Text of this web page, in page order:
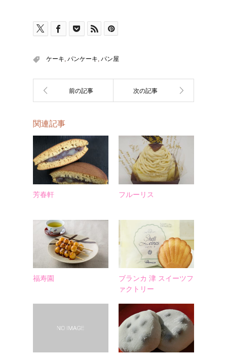
ケーキ パンケーキ パン屋
関連記事
芳春軒 フルーリス
福寿園
ブランカ 津 スイーツフ
ァクトリー